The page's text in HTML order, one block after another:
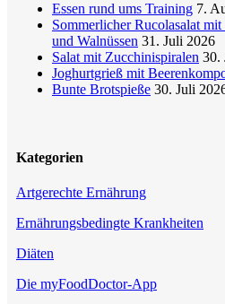
Essen rund ums Training 7.
Sommerlicher Rucolasalat
und Walnüssen 31. Juli 2026
Salat mit Zucchinispiralen 30.
Joghurtgrieß mit
Bunte Brotspieße 30. Juli
Kategorien
Artgerechte Ernährung
Ernährungsbedingte Krankheiten
Diäten
Die myFoodDoctor-App